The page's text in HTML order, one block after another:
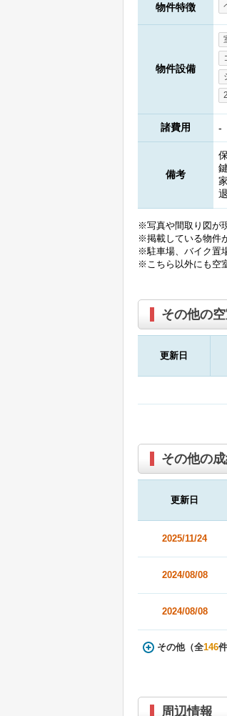
物件特徴
物件設備
諸費用 -
備考
※写真や間取り図が
※掲載している物件
※駐車場、バイク置
※こちら以外にも空
その他の
更新日
その他の
更新日
2025/11/24
2024/08/08
2024/08/08
その他（全146
周辺情報